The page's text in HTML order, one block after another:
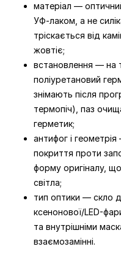
матеріал —
УФ-лаком, а не
тріскається від
жовтіє;
встановлення — на
поліуретановий
знімають після
термопіч), паз
герметик;
антифог і
покриття проти
форму оригіналу,
світла;
тип оптики — скло
ксенонової/LED-
та внутрішніми
взаємозамінні.